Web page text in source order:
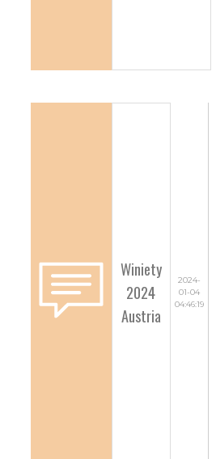
Winiety
2024
Austria
2024-
01-04
04:46:19